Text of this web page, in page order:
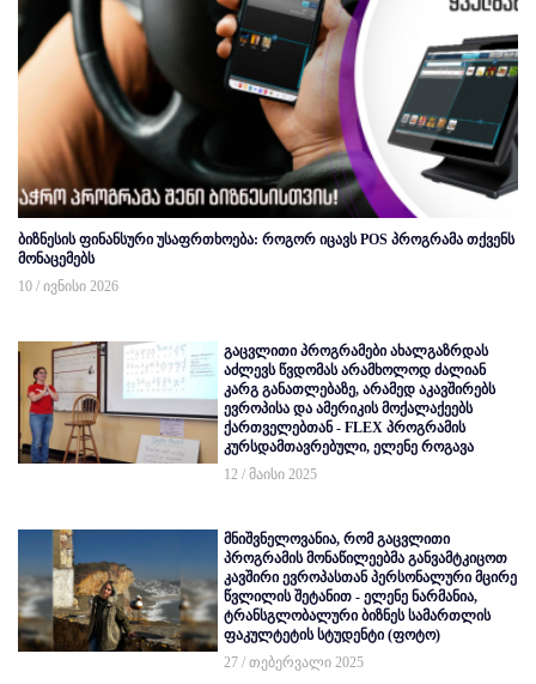
ბიზნესის ფინანსური უსაფრთხოება: როგორ იცავს POS პროგრამა თქვენს
მონაცემებს
10 / ივნისი 2026
გაცვლითი პროგრამები ახალგაზრდას
აძლევს წვდომას არამხოლოდ ძალიან
კარგ განათლებაზე, არამედ აკავშირებს
ევროპისა და ამერიკის მოქალაქეებს
ქართველებთან - FLEX პროგრამის
კურსდამთავრებული, ელენე როგავა
12 / მაისი 2025
მნიშვნელოვანია, რომ გაცვლითი
პროგრამის მონაწილეებმა განვამტკიცოთ
კავშირი ევროპასთან პერსონალური მცირე
წვლილის შეტანით - ელენე ნარმანია,
ტრანსგლობალური ბიზნეს სამართლის
ფაკულტეტის სტუდენტი (ფოტო)
27 / თებერვალი 2025